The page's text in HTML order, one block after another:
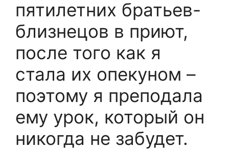
пятилетних братьев-
близнецов в приют,
после того как я
стала их опекуном –
поэтому я преподала
ему урок, который он
никогда не забудет.